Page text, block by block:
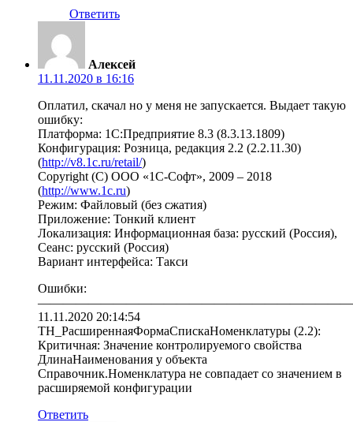
Ответить
Алексей
11.11.2020 в 16:16
Оплатил, скачал но у меня не запускается. Выдает такую
ошибку:
Платформа: 1С:Предприятие 8.3 (8.3.13.1809)
Конфигурация: Розница, редакция 2.2 (2.2.11.30)
(http://v8.1c.ru/retail/)
Copyright (С) ООО «1C-Софт», 2009 – 2018
(http://www.1c.ru)
Режим: Файловый (без сжатия)
Приложение: Тонкий клиент
Локализация: Информационная база: русский (Россия),
Сеанс: русский (Россия)
Вариант интерфейса: Такси
Ошибки:
11.11.2020 20:14:54
ТН_РасширеннаяФормаСпискаНоменклатуры (2.2):
Критичная: Значение контролируемого свойства
ДлинаНаименования у объекта
Справочник.Номенклатура не совпадает со значением в
расширяемой конфигурации
Ответить